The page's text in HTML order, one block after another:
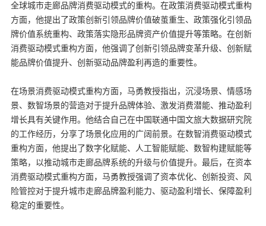
全球城市走廊品牌消费驱动模式的重构。在政策消费驱动模式重构
方面，他提出了政策创新引领品牌价值破茧重生、政策强化引领品
牌价值系统重构、政策落实隐形品牌资产价值提升等策略。在创新
消费驱动模式重构方面，他强调了创新引领品牌变革升级、创新赋
能品牌价值提升、创新驱动品牌盈利再造的重要性。
在场景消费驱动模式重构方面，马勇教授指出，沉浸场景、情感场
景、数智场景的营造对于提升品牌体验、激发消费潜能、推动盈利
增长具有关键作用。他结合自己在中国联通中国文旅大数据研究院
的工作经历，分享了场景化应用的广阔前景。在数智消费驱动模式
重构方面，他提出了数字化赋能、人工智能赋能、数智构建赋能等
策略，以推动城市走廊品牌系统的升级与价值提升。最后，在资本
消费驱动模式重构方面，马勇教授强调了资本优化、创新投资、风
险管控对于提升城市走廊品牌盈利能力、驱动盈利增长、保障盈利
稳定的重要性。